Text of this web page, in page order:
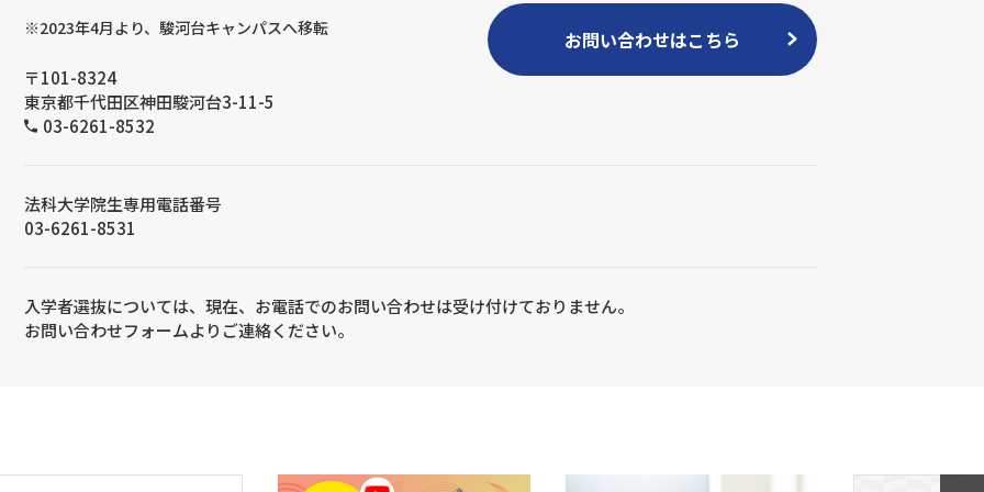
※2023年4月より、駿河台キャンパスへ移転
〒101-8324
東京都千代田区神田駿河台3-11-5
03-6261-8532
お問い合わせはこちら
法科大学院生専用電話番号
03-6261-8531
入学者選抜については、現在、お電話でのお問い合わせは受け付けておりません。
お問い合わせフォームよりご連絡ください。